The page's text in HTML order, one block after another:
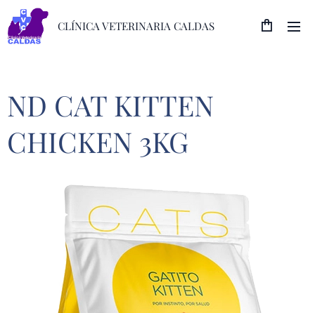
CLÍNICA VETERINARIA CALDAS
ND CAT KITTEN
CHICKEN 3KG